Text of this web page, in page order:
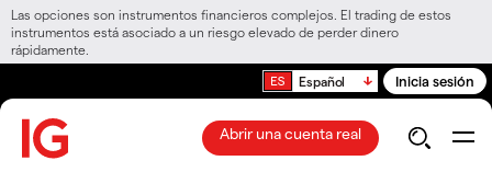
Las opciones son instrumentos financieros complejos. El trading de estos
instrumentos está asociado a un riesgo elevado de perder dinero
rápidamente.
Español Inicia sesión
Abrir una cuenta real